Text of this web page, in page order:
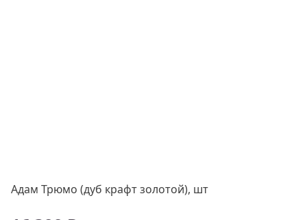
Адам Трюмо (дуб крафт золотой), шт